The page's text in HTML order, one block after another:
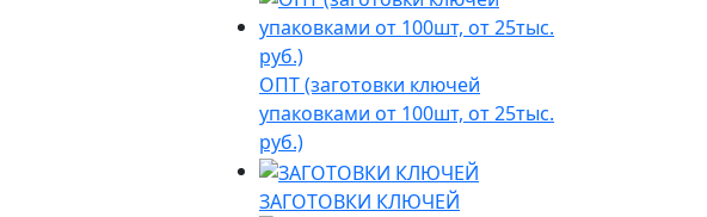
ОПТ (заготовки ключей
упаковками от 100шт, от 25тыс.
руб.)
ЗАГОТОВКИ КЛЮЧЕЙ